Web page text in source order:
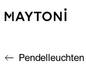
Pendelleuchten